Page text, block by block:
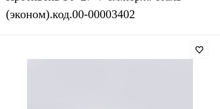
(эконом).код.00-00003402